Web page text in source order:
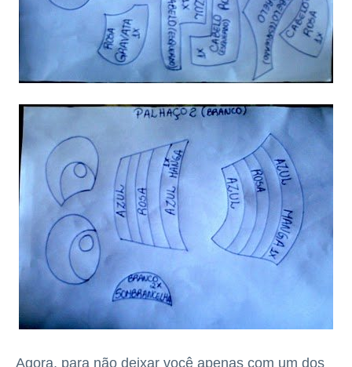
Agora, para não deixar você apenas com um dos